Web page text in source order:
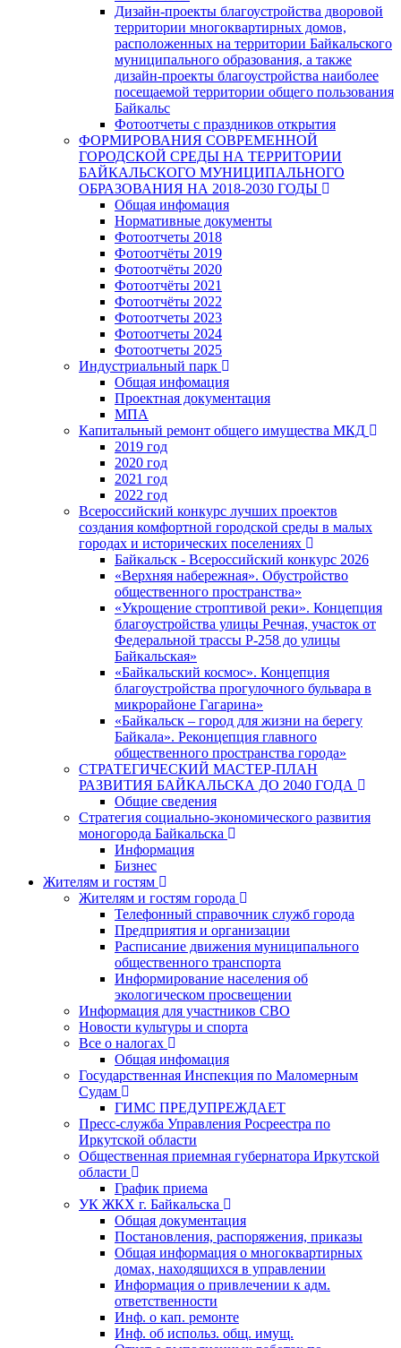
Дизайн-проекты благоустройства дворовой
территории многоквартирных домов,
расположенных на территории Байкальского
муниципального образования, а также
дизайн-проекты благоустройства наиболее
посещаемой территории общего пользования
Байкальс
Фотоотчеты с праздников открытия
ФОРМИРОВАНИЯ СОВРЕМЕННОЙ
ГОРОДСКОЙ СРЕДЫ НА ТЕРРИТОРИИ
БАЙКАЛЬСКОГО МУНИЦИПАЛЬНОГО
ОБРАЗОВАНИЯ НА 2018-2030 ГОДЫ
Общая инфомация
Нормативные документы
Фотоотчеты 2018
Фотоотчёты 2019
Фотоотчёты 2020
Фотоотчёты 2021
Фотоотчёты 2022
Фотоотчеты 2023
Фотоотчеты 2024
Фотоотчеты 2025
Индустриальный парк
Общая инфомация
Проектная документация
МПА
Капитальный ремонт общего имущества МКД
2019 год
2020 год
2021 год
2022 год
Всероссийский конкурс лучших проектов
создания комфортной городской среды в малых
городах и исторических поселениях
Байкальск - Всероссийский конкурс 2026
«Верхняя набережная». Обустройство
общественного пространства»
«Укрощение строптивой реки». Концепция
благоустройства улицы Речная, участок от
Федеральной трассы Р-258 до улицы
Байкальская»
«Байкальский космос». Концепция
благоустройства прогулочного бульвара в
микрорайоне Гагарина»
«Байкальск – город для жизни на берегу
Байкала». Реконцепция главного
общественного пространства города»
СТРАТЕГИЧЕСКИЙ МАСТЕР-ПЛАН
РАЗВИТИЯ БАЙКАЛЬСКА ДО 2040 ГОДА
Общие сведения
Стратегия социально-экономического развития
моногорода Байкальска
Информация
Бизнес
Жителям и гостям
Жителям и гостям города
Телефонный справочник служб города
Предприятия и организации
Расписание движения муниципального
общественного транспорта
Информирование населения об
экологическом просвещении
Информация для участников СВО
Новости культуры и спорта
Все о налогах
Общая инфомация
Государственная Инспекция по Маломерным
Судам
ГИМС ПРЕДУПРЕЖДАЕТ
Пресс-служба Управления Росреестра по
Иркутской области
Общественная приемная губернатора Иркутской
области
График приема
УК ЖКХ г. Байкальска
Общая документация
Постановления, распоряжения, приказы
Общая информация о многоквартирных
домах, находящихся в управлении
Информация о привлечении к адм.
ответственности
Инф. о кап. ремонте
Инф. об использ. общ. имущ.